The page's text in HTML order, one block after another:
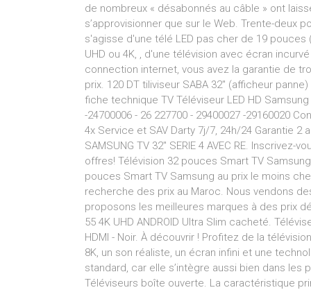
de nombreux « désabonnés au câble » ont
s’approvisionner que sur le Web. Trente-deux
s'agisse d'une télé LED pas cher de 19 pouces
UHD ou 4K, , d'une télévision avec écran
connection internet, vous avez la garantie de
prix. 120 DT tiliviseur SABA 32" (afficheur
fiche technique TV Téléviseur LED HD
-24700006 - 26 227700 - 29400027 -29160020
4x Service et SAV Darty 7j/7, 24h/24 Garantie
SAMSUNG TV 32" SERIE 4 AVEC RE.
offres! Télévision 32 pouces Smart TV
pouces Smart TV Samsung au prix le moins
recherche des prix au Maroc. Nous vendons
proposons les meilleures marques à des prix
55 4K UHD ANDROID Ultra Slim cacheté.
HDMI - Noir. À découvrir ! Profitez de la
8K, un son réaliste, un écran infini et une
standard, car elle s’intègre aussi bien dans
Téléviseurs boîte ouverte. La caractéristique